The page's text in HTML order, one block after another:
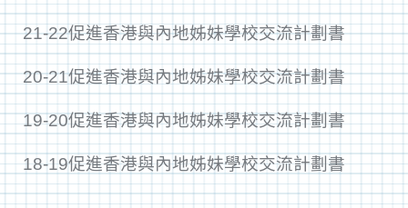
21-22促進香港與內地姊妹學校交流計劃書
20-21促進香港與內地姊妹學校交流計劃書
19-20促進香港與內地姊妹學校交流計劃書
18-19促進香港與內地姊妹學校交流計劃書